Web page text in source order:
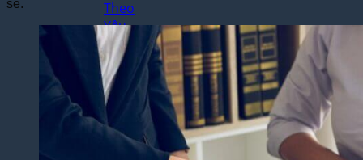
Theo
Yêu
Cầu
Dịch
Thuật
Báo
Cáo
Tài
Chính
sẻ.